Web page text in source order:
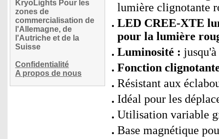
KryoLights Pour les
zones de
commercialisation de
l'Allemagne, de
l'Autriche et de la
Suisse
Confidentialité
A propos de nous
lumière clignotante
LED CREE-XTE
pour la lumière
Luminosité :
Fonction
Résistant aux
Idéal pour les
Utilisation variable
Base magnétique